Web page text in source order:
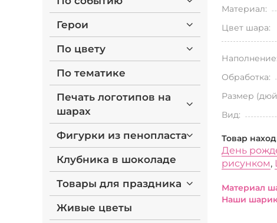
Герои
По цвету
По тематике
Печать логотипов на
шарах
Фигурки из пенопласта
Клубника в шоколаде
Товары для праздника
Живые цветы
Материал:
Цвет шара:
Наполнение:
Обработка:
Размер
Вид:
Товар
День
рисунком,
Материал
Наши